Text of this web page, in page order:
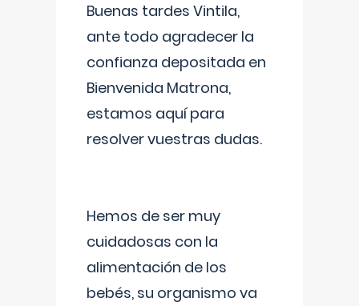
Buenas tardes Vintila,
ante todo agradecer la
confianza depositada en
Bienvenida Matrona,
estamos aquí para
resolver vuestras dudas.
Hemos de ser muy
cuidadosas con la
alimentación de los
bebés, su organismo va